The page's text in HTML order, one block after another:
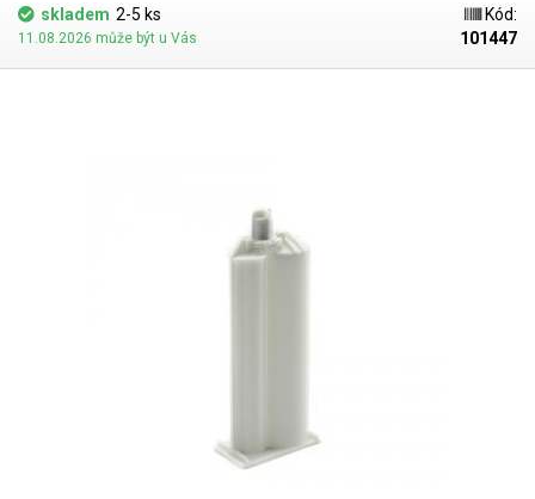
skladem 2-5 ks
11.08.2026 může být u Vás
Kód:
101447